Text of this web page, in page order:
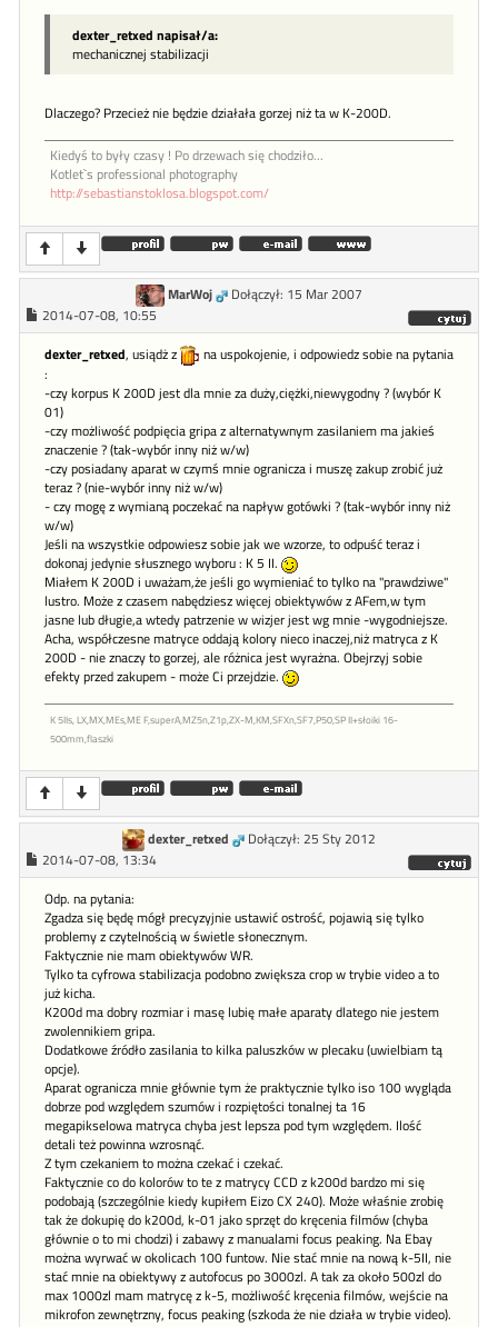
dexter_retxed napisał/a:
mechanicznej stabilizacji
Dlaczego? Przecież nie będzie działała gorzej niż ta w K-200D.
Kiedyś to były czasy ! Po drzewach się chodziło...
Kotlet`s professional photography
http://sebastianstoklosa.blogspot.com/
MarWoj
Dołączył: 15 Mar 2007
2014-07-08, 10:55
dexter_retxed, usiądż z
na uspokojenie, i odpowiedz sobie na pytania
:
-czy korpus K 200D jest dla mnie za duży,ciężki,niewygodny ? (wybór K
01)
-czy możliwość podpięcia gripa z alternatywnym zasilaniem ma jakieś
znaczenie ? (tak-wybór inny niż w/w)
-czy posiadany aparat w czymś mnie ogranicza i muszę zakup zrobić już
teraz ? (nie-wybór inny niż w/w)
- czy mogę z wymianą poczekać na napływ gotówki ? (tak-wybór inny niż
w/w)
Jeśli na wszystkie odpowiesz sobie jak we wzorze, to odpuść teraz i
dokonaj jedynie słusznego wyboru : K 5 II.
Miałem K 200D i uważam,że jeśli go wymieniać to tylko na "prawdziwe"
lustro. Może z czasem nabędziesz więcej obiektywów z AFem,w tym
jasne lub długie,a wtedy patrzenie w wizjer jest wg mnie -wygodniejsze.
Acha, współczesne matryce oddają kolory nieco inaczej,niż matryca z K
200D - nie znaczy to gorzej, ale różnica jest wyrażna. Obejrzyj sobie
efekty przed zakupem - może Ci przejdzie.
K 5IIs, LX,MX,MEs,ME F,superA,MZ5n,Z1p,ZX-M,KM,SFXn,SF7,P50,SP II+słoiki 16-
500mm,flaszki
dexter_retxed
Dołączył: 25 Sty 2012
2014-07-08, 13:34
Odp. na pytania:
Zgadza się będę mógł precyzyjnie ustawić ostrość, pojawią się tylko
problemy z czytelnością w świetle słonecznym.
Faktycznie nie mam obiektywów WR.
Tylko ta cyfrowa stabilizacja podobno zwiększa crop w trybie video a to
już kicha.
K200d ma dobry rozmiar i masę lubię małe aparaty dlatego nie jestem
zwolennikiem gripa.
Dodatkowe źródło zasilania to kilka paluszków w plecaku (uwielbiam tą
opcje).
Aparat ogranicza mnie głównie tym że praktycznie tylko iso 100 wygląda
dobrze pod względem szumów i rozpiętości tonalnej ta 16
megapikselowa matryca chyba jest lepsza pod tym względem. Ilość
detali też powinna wzrosnąć.
Z tym czekaniem to można czekać i czekać.
Faktycznie co do kolorów to te z matrycy CCD z k200d bardzo mi się
podobają (szczególnie kiedy kupiłem Eizo CX 240). Może właśnie zrobię
tak że dokupię do k200d, k-01 jako sprzęt do kręcenia filmów (chyba
głównie o to mi chodzi) i zabawy z manualami focus peaking. Na Ebay
można wyrwać w okolicach 100 funtow. Nie stać mnie na nową k-5II, nie
stać mnie na obiektywy z autofocus po 3000zl. A tak za około 500zl do
max 1000zl mam matrycę z k-5, możliwość kręcenia filmów, wejście na
mikrofon zewnętrzny, focus peaking (szkoda że nie działa w trybie video).